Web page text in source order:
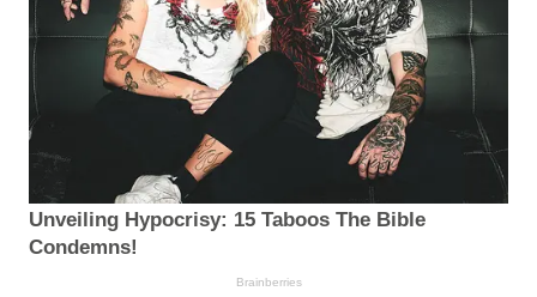
Unveiling Hypocrisy: 15 Taboos The Bible
Condemns!
Brainberries